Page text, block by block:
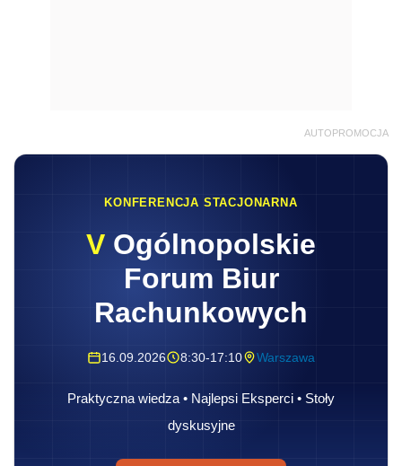
AUTOPROMOCJA
KONFERENCJA STACJONARNA
V Ogólnopolskie
Forum Biur
Rachunkowych
16.09.2026 8:30-17:10 Warszawa
Praktyczna wiedza • Najlepsi Eksperci • Stoły
dyskusyjne